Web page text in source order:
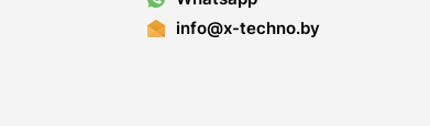
info@x-techno.by